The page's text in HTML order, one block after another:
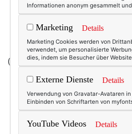
(Foto/Kaufen:Ca & Lou bei
4081
Beauty & Fashion
Informationen anonym gesammelt
Marketing Details
Marketing Cookies werden von
verwendet, um personalisierte
dies, indem sie Besucher über
Externe Dienste Details
Verwendung von Gravatar-Avataren
Einbinden von Schriftarten von
YouTube Videos Details